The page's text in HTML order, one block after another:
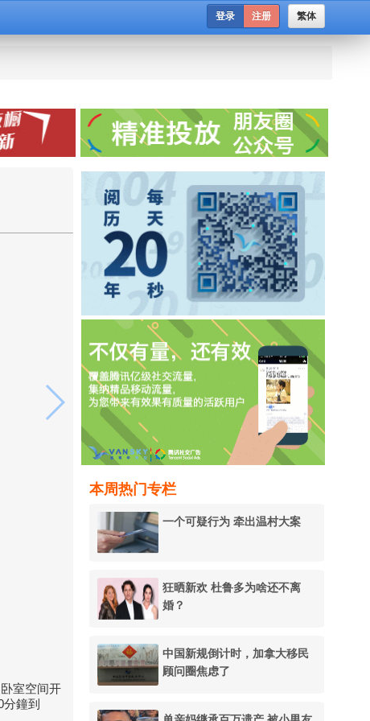
繁体
登录 注册
本周热门专栏
一个可疑行为 牵出温村大案
狂晒新欢 杜鲁多为啥还不离
婚？
中国新规倒计时，加拿大移民
顾问圈焦虑了
室空间开
鐘到